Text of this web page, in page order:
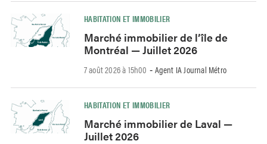
HABITATION ET IMMOBILIER
Marché immobilier de l’île de
Montréal — Juillet 2026
7 août 2026 à 15h00 - Agent IA Journal Métro
HABITATION ET IMMOBILIER
Marché immobilier de Laval —
Juillet 2026